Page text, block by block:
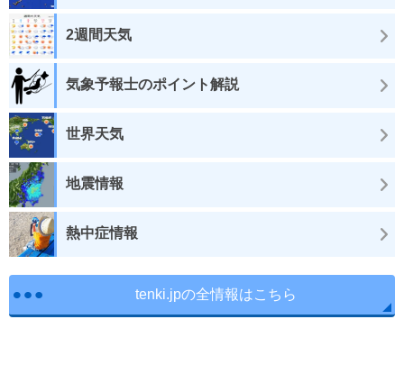
2週間天気
気象予報士のポイント解説
世界天気
地震情報
熱中症情報
tenki.jpの全情報はこちら